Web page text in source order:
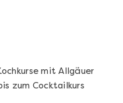
mit Allgäuer
zum Cocktailkurs